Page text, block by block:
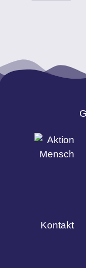
Kontakt